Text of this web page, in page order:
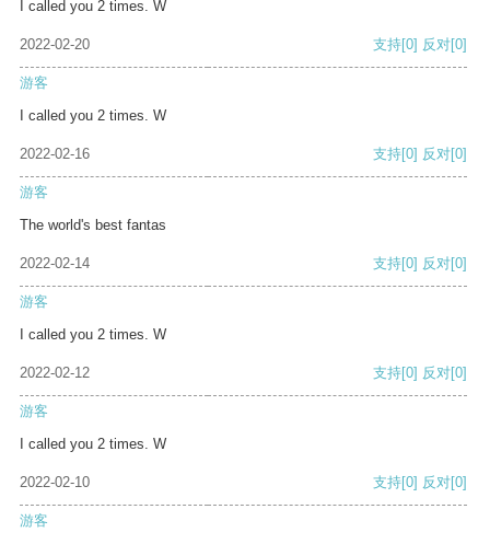
I called you 2 times. W
2022-02-20 支持[0] 反对[0]
游客
I called you 2 times. W
2022-02-16 支持[0] 反对[0]
游客
The world's best fantas
2022-02-14 支持[0] 反对[0]
游客
I called you 2 times. W
2022-02-12 支持[0] 反对[0]
游客
I called you 2 times. W
2022-02-10 支持[0] 反对[0]
游客